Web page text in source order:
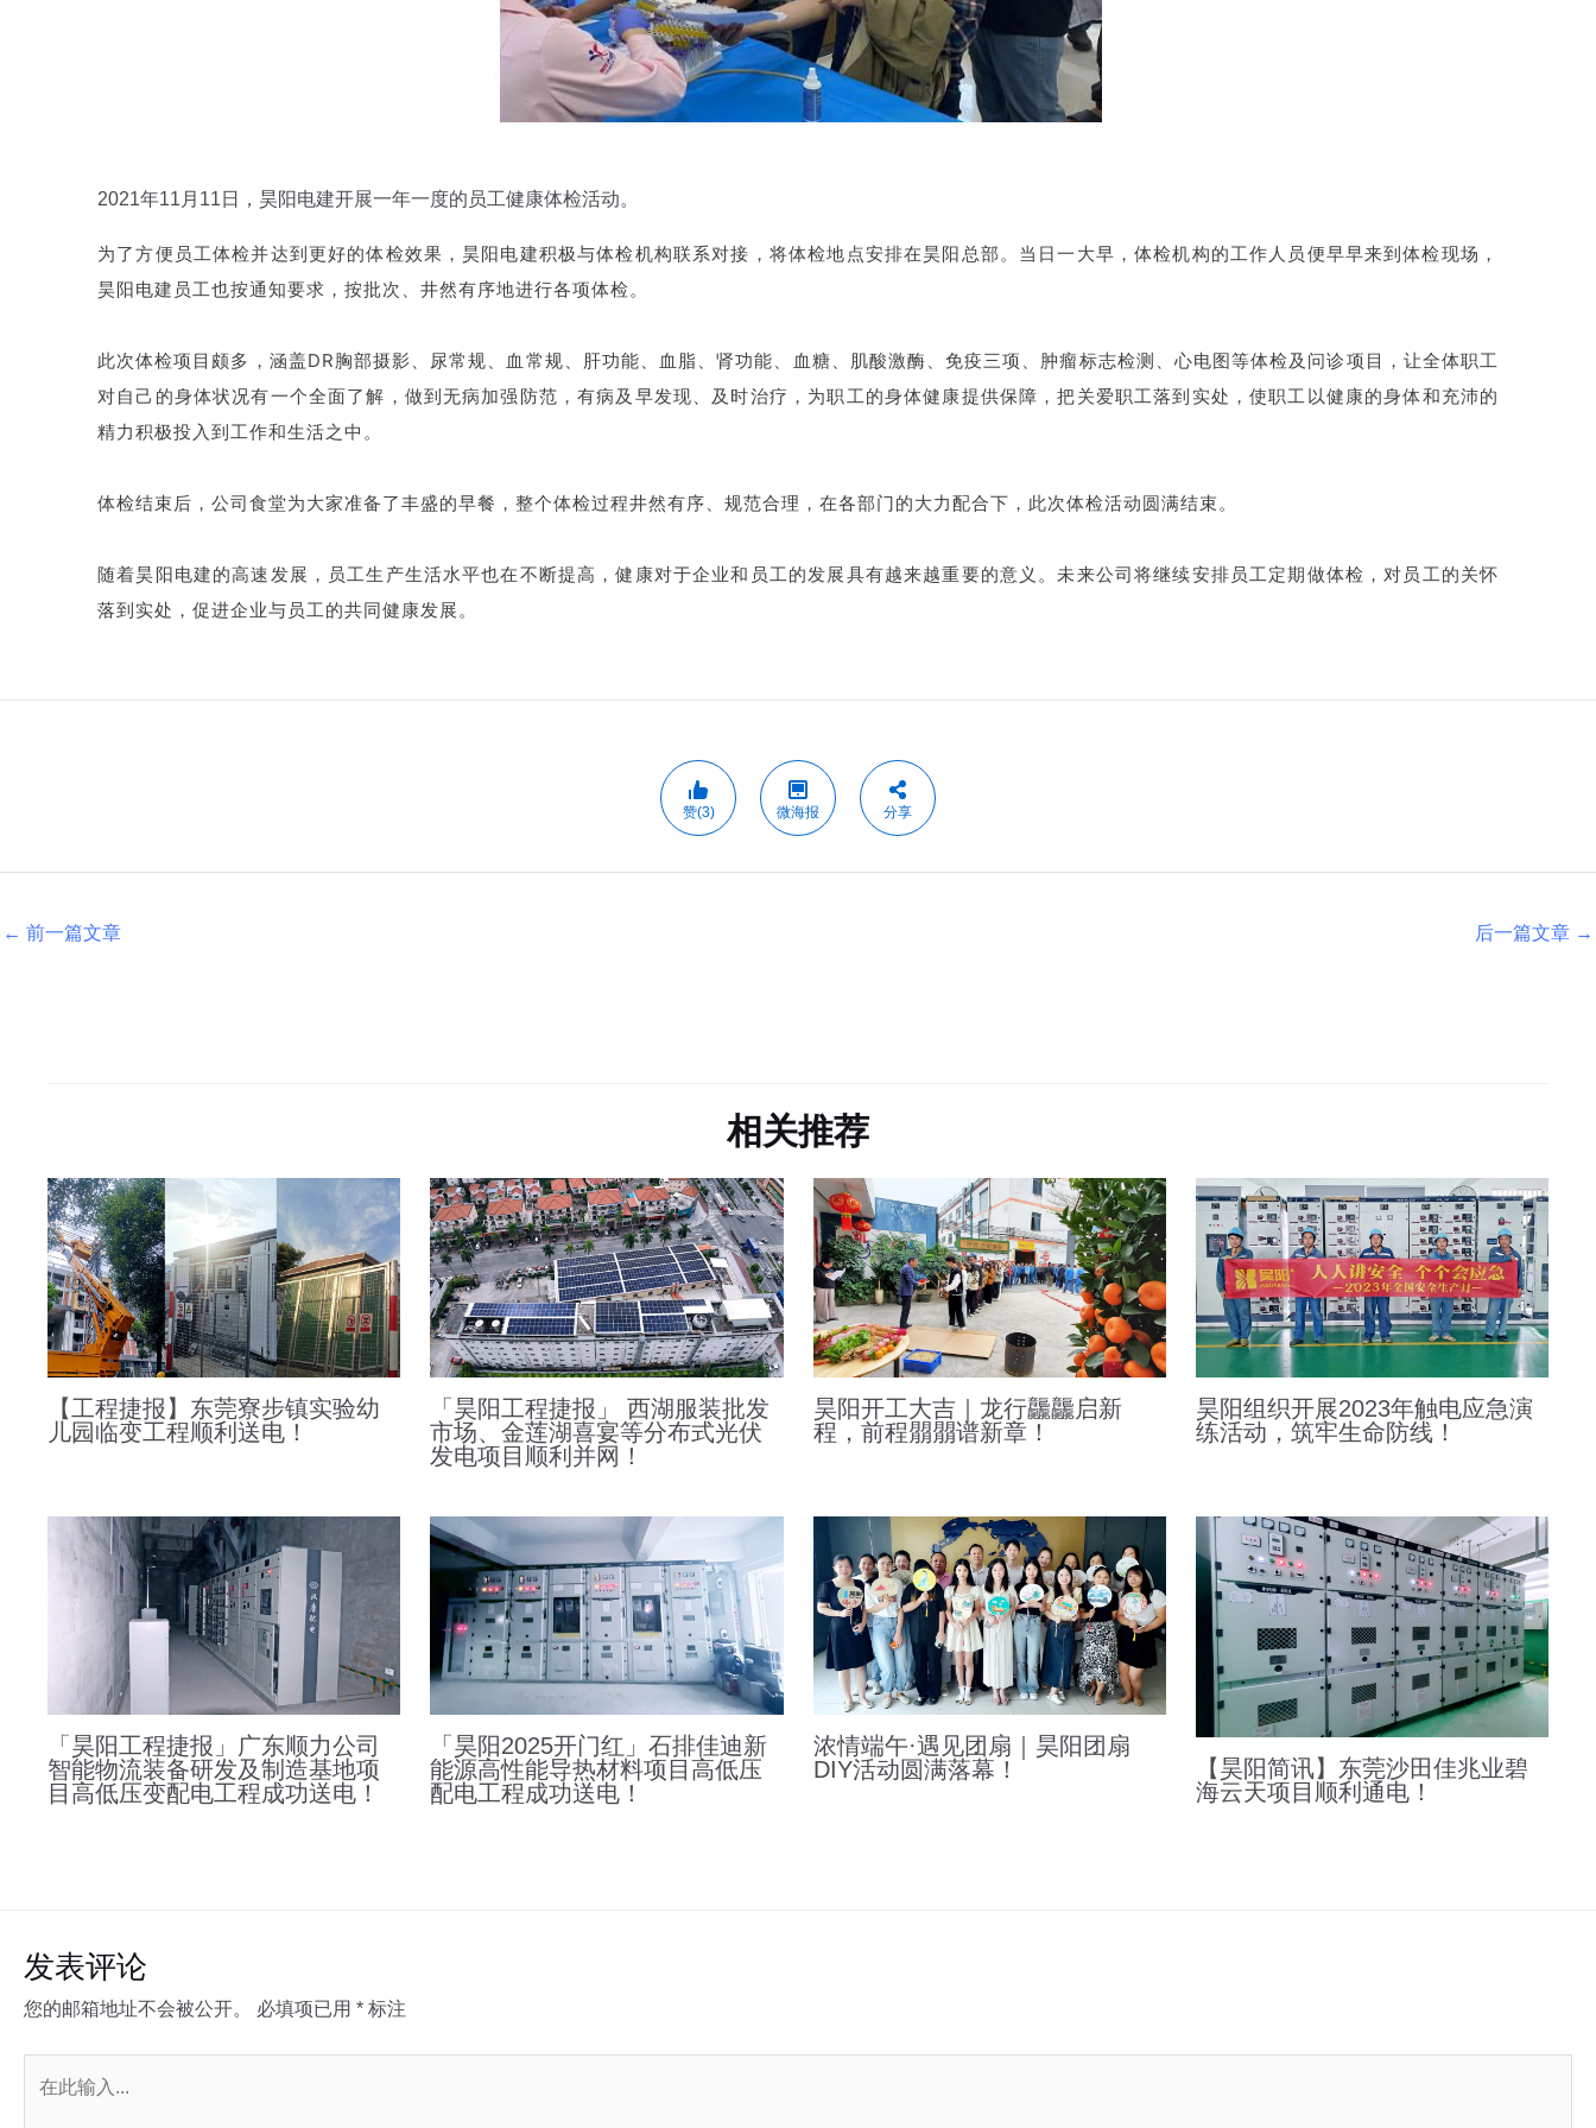
2021年11月11日，昊阳电建开展一年一度的员工健康体检活动。
为了方便员工体检并达到更好的体检效果，昊阳电建积极与体检机构联系对接，将体检地点安排在昊阳总部。 当日一大早，体检机构的工作人员便早早来到体检现场，
昊阳电建员工也按通知要求，按批次、井然有序地进行各项体检。
此次体检项目颇多，涵盖DR胸部摄影、尿常规、血常规、肝功能、血脂、肾功能、血糖、肌酸激酶、免疫三项、肿瘤标志检测、心电图等体检及问诊项目，让全体职工
对自己的身体状况有一个全面了解，做到无病加强防范，有病及早发现、及时治疗，为职工的身体健康提供保障，把关爱职工落到实处，使职工以健康的身体和充沛的
精力积极投入到工作和生活之中。
体检结束后，公司食堂为大家准备了丰盛的早餐，整个体检过程井然有序、规范合理，在各部门的大力配合下，此次体检活动圆满结束。
随着昊阳电建的高速发展，员工生产生活水平也在不断提高，健康对于企业和员工的发展具有越来越重要的意义。未来公司将继续安排员工定期做体检，对员工的关怀
落到实处，促进企业与员工的共同健康发展。
赞(3) 微海报 分享
← 前一篇文章 后一篇文章 →
相关推荐
【工程捷报】东莞寮步镇实验幼
儿园临变工程顺利送电！
「昊阳工程捷报」 西湖服装批发
市场、金莲湖喜宴等分布式光伏
发电项目顺利并网！
昊阳开工大吉｜龙行龘龘启新
程，前程朤朤谱新章！
昊阳组织开展2023年触电应急演
练活动，筑牢生命防线！
「昊阳工程捷报」广东顺力公司
智能物流装备研发及制造基地项
目高低压变配电工程成功送电！
「昊阳2025开门红」石排佳迪新
能源高性能导热材料项目高低压
配电工程成功送电！
浓情端午·遇见团扇｜昊阳团扇
DIY活动圆满落幕！
【昊阳简讯】东莞沙田佳兆业碧
海云天项目顺利通电！
发表评论
您的邮箱地址不会被公开。 必填项已用 * 标注